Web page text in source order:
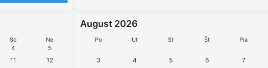
So Ne
4
5
11
12
August 2026
Po Ut St Št Pia
3
4 5 6 7